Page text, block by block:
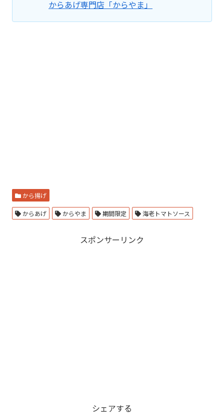
からあげ専門店「からやま」
から揚げ
からあげ からやま 期間限定 海老トマトソース
スポンサーリンク
シェアする